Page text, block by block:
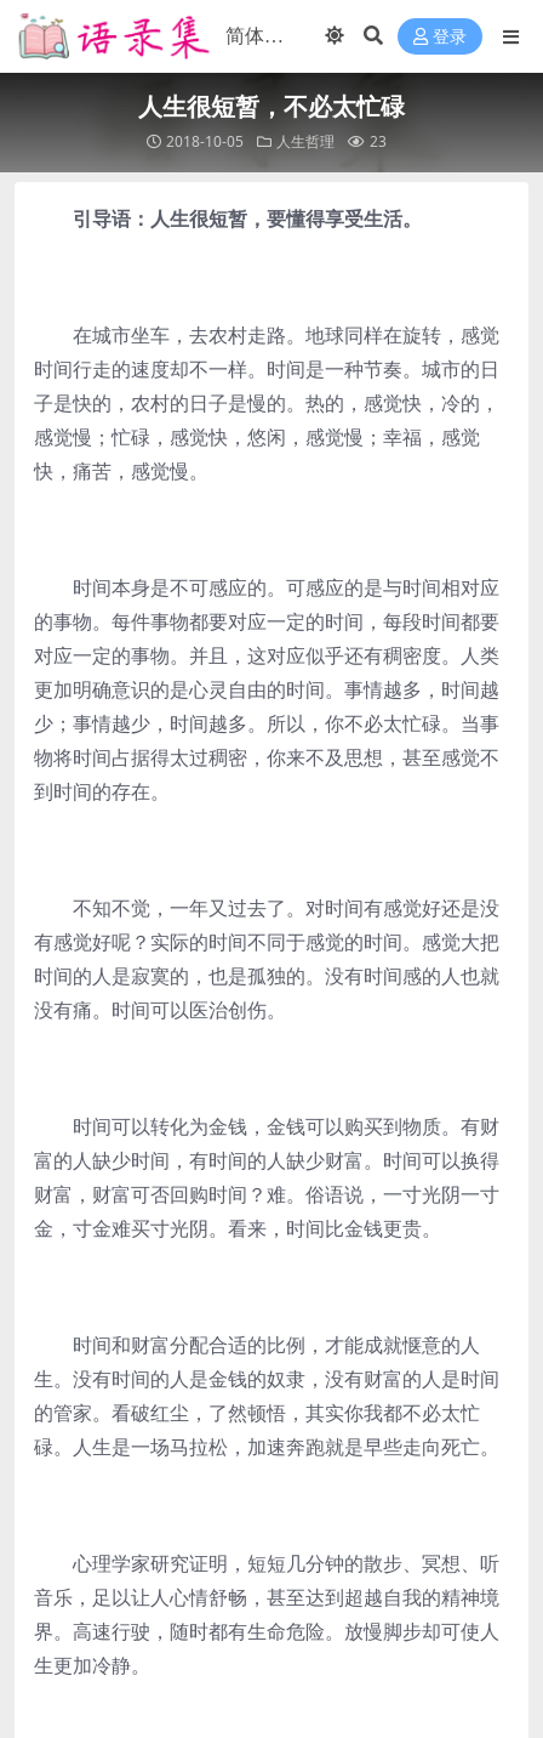
登录
人生很短暂，不必太忙碌
2018-10-05 人生哲理 23
引导语：人生很短暂，要懂得享受生活。
在城市坐车，去农村走路。地球同样在旋转，感觉
时间行走的速度却不一样。时间是一种节奏。城市的日
子是快的，农村的日子是慢的。热的，感觉快，冷的，
感觉慢；忙碌，感觉快，悠闲，感觉慢；幸福，感觉
快，痛苦，感觉慢。
时间本身是不可感应的。可感应的是与时间相对应
的事物。每件事物都要对应一定的时间，每段时间都要
对应一定的事物。并且，这对应似乎还有稠密度。人类
更加明确意识的是心灵自由的时间。事情越多，时间越
少；事情越少，时间越多。所以，你不必太忙碌。当事
物将时间占据得太过稠密，你来不及思想，甚至感觉不
到时间的存在。
不知不觉，一年又过去了。对时间有感觉好还是没
有感觉好呢？实际的时间不同于感觉的时间。感觉大把
时间的人是寂寞的，也是孤独的。没有时间感的人也就
没有痛。时间可以医治创伤。
时间可以转化为金钱，金钱可以购买到物质。有财
富的人缺少时间，有时间的人缺少财富。时间可以换得
财富，财富可否回购时间？难。俗语说，一寸光阴一寸
金，寸金难买寸光阴。看来，时间比金钱更贵。
时间和财富分配合适的比例，才能成就惬意的人
生。没有时间的人是金钱的奴隶，没有财富的人是时间
的管家。看破红尘，了然顿悟，其实你我都不必太忙
碌。人生是一场马拉松，加速奔跑就是早些走向死亡。
心理学家研究证明，短短几分钟的散步、冥想、听
音乐，足以让人心情舒畅，甚至达到超越自我的精神境
界。高速行驶，随时都有生命危险。放慢脚步却可使人
生更加冷静。